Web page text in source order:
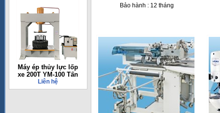
Máy ép thủy lực lốp
xe 200T YM-100 Tấn
Liên hệ
Bảo hành : 12 tháng